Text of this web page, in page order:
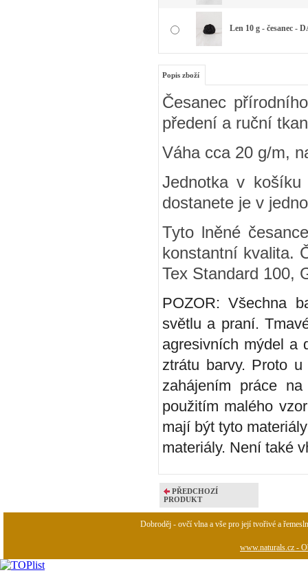
Len 10 g - česanec -
Popis zboží
Česanec
předení a ruční
Váha cca 20 g/m,
Jednotka v
dostanete je v
Tyto lněné
konstantní kvalita.
Tex Standard 100,
POZOR: Všechna
světlu a praní.
agresivních mýdel a
ztrátu barvy. Proto
zahájením práce
použitím malého
mají být tyto
materiály. Není také
PŘEDCHOZÍ
PRODUKT
Dobroděj - ovčí vlna a vše pro její tvořivé a
www.naturals.cz -